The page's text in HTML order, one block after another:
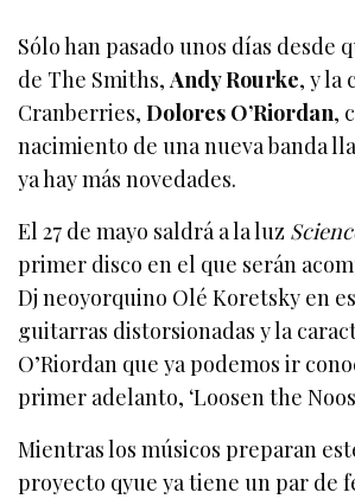
Sólo han pasado unos días desde
de The Smiths,Andy Rourke, y la
Cranberries,Dolores O’Riordan,
nacimiento de una nueva banda
ya hay más novedades.
El 27 de mayo saldrá a la luz
primer disco en el que serán
Dj neoyorquino Olé Koretsky en
guitarras distorsionadas y la
O’Riordan que ya podemos ir
primer adelanto, ‘Loosen the
Mientras los músicos preparan
proyecto qyue ya tiene un par de